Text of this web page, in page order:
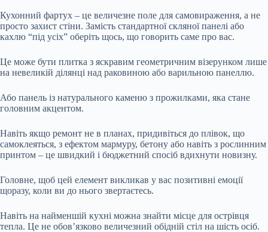
Кухонний фартух – це величезне поле для самовираження, а не
просто захист стіни. Замість стандартної скляної панелі або
кахлю “під усіх” оберіть щось, що говорить саме про вас.
Це може бути плитка з яскравим геометричним візерунком лише
на невеликій ділянці над раковиною або варильною панеллю.
Або панель із натурального каменю з прожилками, яка стане
головним акцентом.
Навіть якщо ремонт не в планах, придивіться до плівок, що
самоклеяться, з ефектом мармуру, бетону або навіть з рослинним
принтом – це швидкий і бюджетний спосіб вдихнути новизну.
Головне, щоб цей елемент викликав у вас позитивні емоції
щоразу, коли ви до нього звертаєтесь.
Навіть на найменшій кухні можна знайти місце для острівця
тепла. Це не обов’язково величезний обідній стіл на шість осіб.